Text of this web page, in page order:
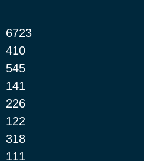
6723
410
545
141
226
122
318
111